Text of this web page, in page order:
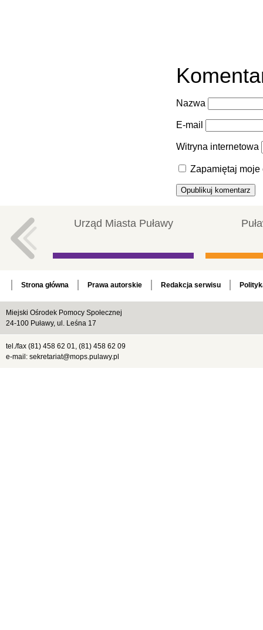
Nazwa
E-mail
Witryna internetowa
Zapamiętaj moje
Urząd Miasta Puławy
Strona główna Prawa autorskie Redakcja serwisu
Miejski Ośrodek Pomocy Społecznej
24-100 Puławy, ul. Leśna 17
tel./fax (81) 458 62 01, (81) 458 62 09
e-mail: sekretariat@mops.pulawy.pl